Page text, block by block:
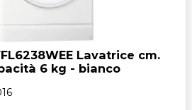
Lavatrice cm.
6 kg - bianco